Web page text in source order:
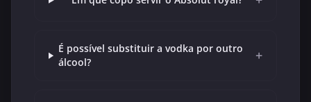
É possível substituir a vodka por outro
álcool?
+